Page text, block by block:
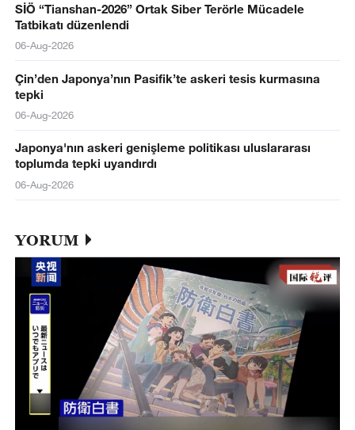
SİÖ “Tianshan-2026” Ortak Siber Terörle Mücadele
Tatbikatı düzenlendi
06-Aug-2026
Çin’den Japonya’nın Pasifik’te askeri tesis kurmasına
tepki
06-Aug-2026
Japonya'nın askeri genişleme politikası uluslararası
toplumda tepki uyandırdı
06-Aug-2026
YORUM